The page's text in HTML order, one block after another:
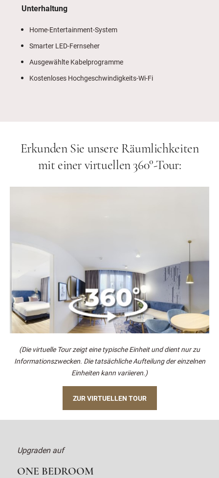
Unterhaltung
Home-Entertainment-System
Smarter LED-Fernseher
Ausgewählte Kabelprogramme
Kostenloses Hochgeschwindigkeits-Wi-Fi
Erkunden Sie unsere Räumlichkeiten
mit einer virtuellen 360°-Tour:
(Die virtuelle Tour zeigt eine typische Einheit und dient nur zu
Informationszwecken. Die tatsächliche Aufteilung der einzelnen
Einheiten kann variieren.)
ZUR VIRTUELLEN TOUR
Upgraden auf
ONE BEDROOM